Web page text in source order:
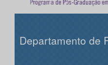
Departamento de